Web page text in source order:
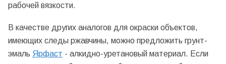
рабочей вязкости.
В качестве других аналогов для окраски объектов,
имеющих следы ржавчины, можно предложить грунт-
эмаль Ярфаст - алкидно-уретановый материал. Если